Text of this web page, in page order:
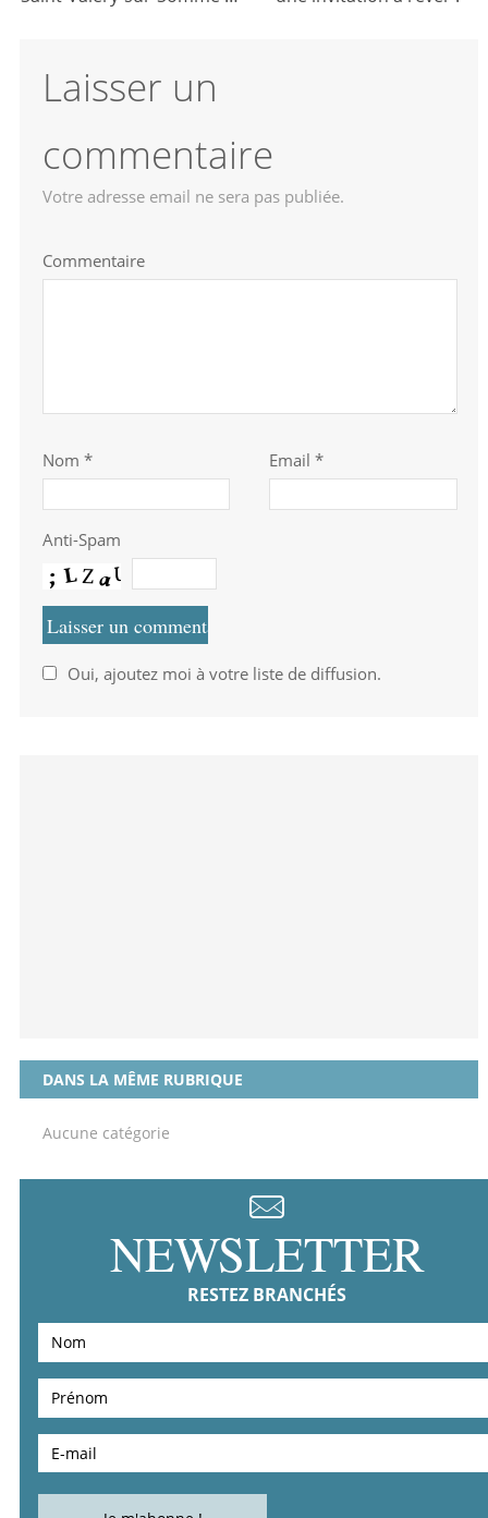
Laisser un
commentaire
Votre adresse email ne sera pas publiée.
Commentaire
Nom * Email *
Anti-Spam
Oui, ajoutez moi à votre liste de diffusion.
DANS LA MÊME RUBRIQUE
Aucune catégorie
NEWSLETTER
RESTEZ BRANCHÉS